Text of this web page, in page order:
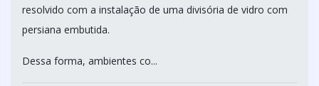
resolvido com a instalação de uma divisória de vidro com
persiana embutida.
Dessa forma, ambientes co...